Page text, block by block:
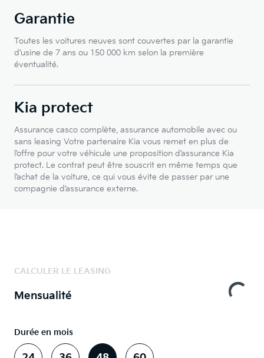
Garantie
Toutes les voitures neuves sont couvertes par la garantie
d’usine de 7 ans ou 150 000 km selon la première
éventualité.
Kia protect
Assurance casco complète, assurance automobile avec ou
sans leasing Votre partenaire Kia vous remet en plus de
l’offre pour votre véhicule une proposition d’assurance Kia
protect. Le contrat peut être souscrit en même temps que
l’achat de la voiture, ce qui vous évite de passer par une
compagnie d’assurance externe.
CALCULER LE LEASING
Mensualité
Durée en mois